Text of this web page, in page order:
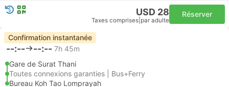
USD 28
Taxes comprises par adulte
Réserver
Confirmation instantanée
--:-- --:-- 7h 45m
Gare de Surat Thani
Toutes connexions garanties | Bus+Ferry
Bureau Koh Tao Lomprayah